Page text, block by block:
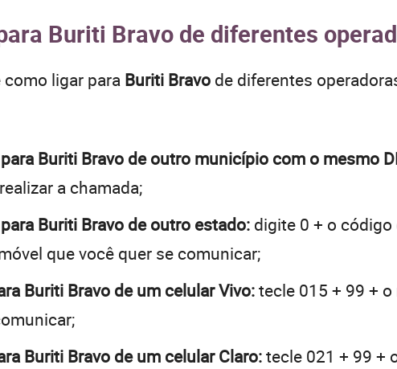
Buriti Bravo de diferentes
ligar para Buriti Bravo de diferentes
Buriti Bravo de outro município com o mesmo
a chamada;
Buriti Bravo de outro estado: digite 0 + o
que você quer se comunicar;
Buriti Bravo de um celular Vivo:tecle 015 + 99 +
Buriti Bravo de um celular Claro:tecle 021 + 99 +